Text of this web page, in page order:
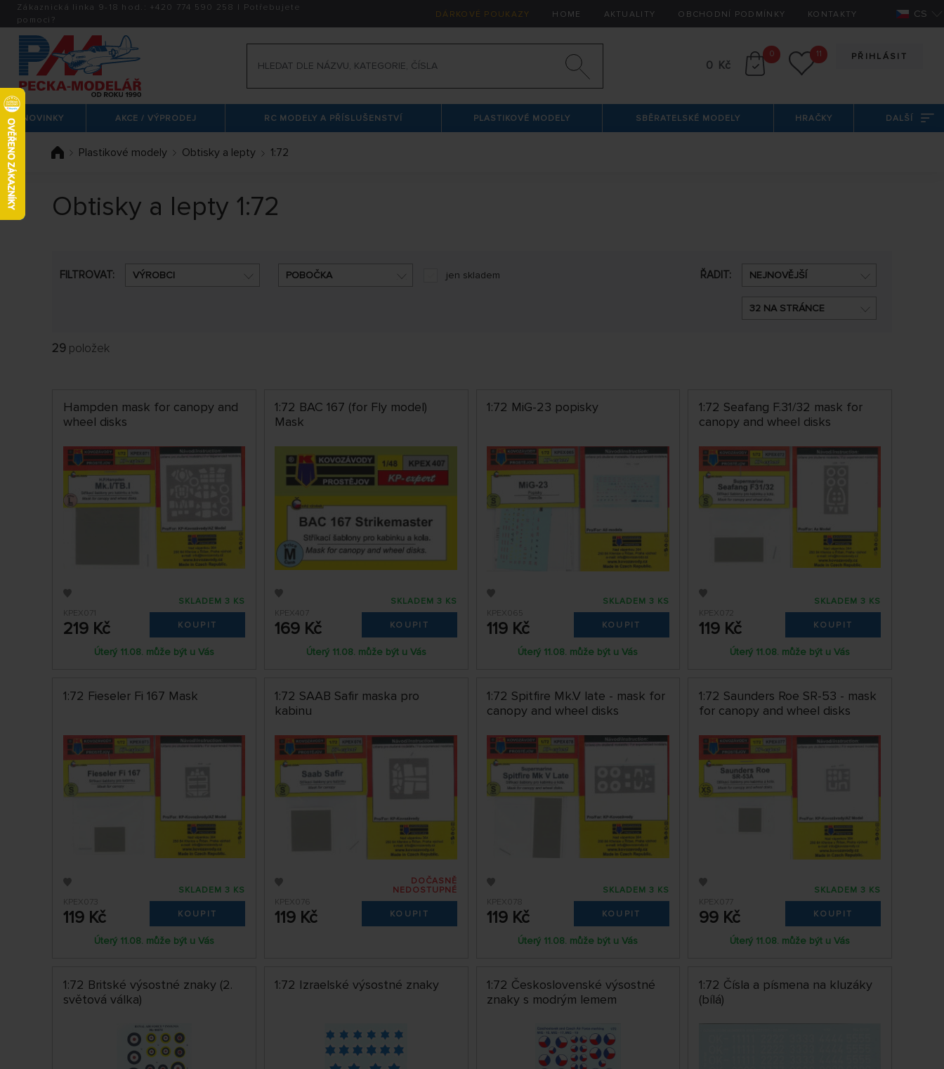
Zákaznická linka 9-18 hod.: +420 774 590 258 | Potřebujete
pomoci?
DÁRKOVÉ POUKAZY HOME AKTUALITY OBCHODNÍ PODMÍNKY KONTAKTY CS
PŘIHLÁSIT
0 Kč
0 11
NOVINKY AKCE / VÝPRODEJ RC MODELY A PŘÍSLUŠENSTVÍ PLASTIKOVÉ MODELY SBĚRATELSKÉ MODELY HRAČKY DALŠÍ
Plastikové modely Obtisky a lepty 1:72
Obtisky a lepty 1:72
FILTROVAT: VÝROBCI POBOČKA jen skladem ŘADIT: NEJNOVĚJŠÍ
32 NA STRÁNCE
29 položek
Hampden mask for canopy and
wheel disks
KPEX071
219 Kč
SKLADEM 3 KS
KOUPIT
Úterý 11.08. může být u Vás
1:72 BAC 167 (for Fly model)
Mask
KPEX407
169 Kč
SKLADEM 3 KS
KOUPIT
Úterý 11.08. může být u Vás
1:72 MiG-23 popisky
KPEX065
119 Kč
SKLADEM 3 KS
KOUPIT
Úterý 11.08. může být u Vás
1:72 Seafang F.31/32 mask for
canopy and wheel disks
KPEX072
119 Kč
SKLADEM 3 KS
KOUPIT
Úterý 11.08. může být u Vás
1:72 Fieseler Fi 167 Mask
KPEX073
119 Kč
SKLADEM 3 KS
KOUPIT
Úterý 11.08. může být u Vás
1:72 SAAB Safir maska pro
kabinu
KPEX076
119 Kč
DOČASNĚ
NEDOSTUPNÉ
KOUPIT
1:72 Spitfire Mk.V late - mask for
canopy and wheel disks
KPEX078
119 Kč
SKLADEM 3 KS
KOUPIT
Úterý 11.08. může být u Vás
1:72 Saunders Roe SR-53 - mask
for canopy and wheel disks
KPEX077
99 Kč
SKLADEM 3 KS
KOUPIT
Úterý 11.08. může být u Vás
1:72 Britské výsostné znaky (2.
světová válka)
1:72 Izraelské výsostné znaky
1:72 Československé výsostné
znaky s modrým lemem
1:72 Čísla a písmena na kluzáky
(bílá)